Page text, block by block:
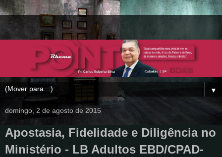
▼
domingo, 2 de agosto de 2015
Apostasia, Fidelidade e Diligência no
Ministério - LB Adultos EBD/CPAD-